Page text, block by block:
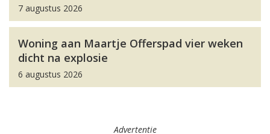
7 augustus 2026
Woning aan Maartje Offerspad vier weken
dicht na explosie
6 augustus 2026
Advertentie